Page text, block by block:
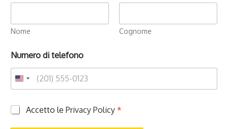
Nome Cognome
Numero di telefono
P
Accetto le Privacy Policy *